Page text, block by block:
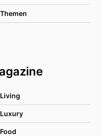
Themen
Living
Luxury
Food